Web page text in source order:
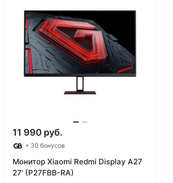
Товар под заказ
11 990 руб.
+ 30 бонусов
Монитор Xiaomi Redmi Display A27
27' (P27FBB-RA)